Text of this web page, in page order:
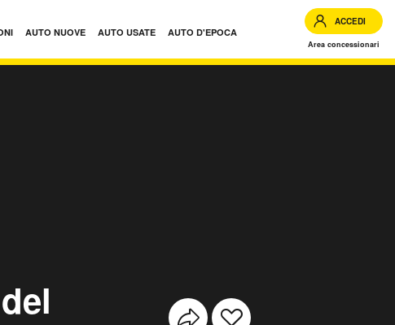
AUTO NUOVE AUTO USATE AUTO D'EPOCA
ACCEDI
Area concessionari